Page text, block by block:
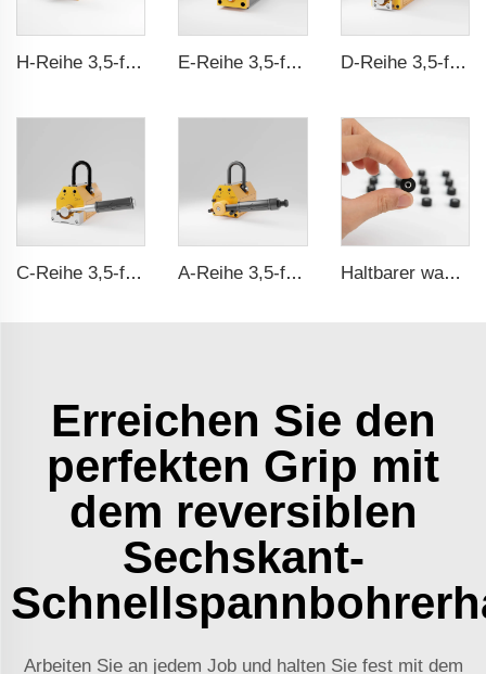
H-Reihe 3,5-fache Sicherheitskennung CE-Zertifizierung ma E-Reihe 3,5-faches Sicherheitsverhältnis CE-Zertifizierung ma D-Reihe 3,5-fache Sicherheitsausstattung CE-Zertifizierung ma
C-Reihe 3,5-fache Sicherheitsausstattung CE-Zertifizierung ma A-Reihe 3,5-fache Sicherheitsausstattung CE-Zertifizierung ma Haltbarer wasserdichter Gummibeschichteter Magnet
Erreichen Sie den
perfekten Grip mit
dem reversiblen
Sechskant-
Arbeiten Sie an jedem Job und halten Sie fest mit dem